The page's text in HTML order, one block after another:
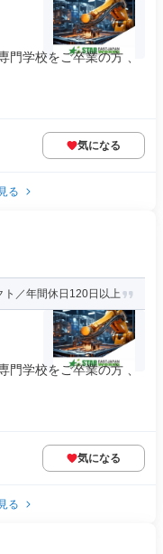
門学校をご卒業の方 、
気になる
る
ト／年間休日120日以上
門学校をご卒業の方 、
気になる
る